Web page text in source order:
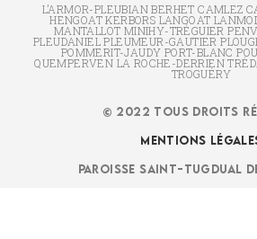
L’ARMOR-PLEUBIAN BERHET CAMLEZ
HENGOAT KERBORS LANGOAT
MANTALLOT MINIHY-TRÉGUIER
PLEUDANIEL PLEUMEUR-GAUTIER
POMMERIT-JAUDY PORT-BLANC
QUEMPERVEN LA ROCHE-DERRIEN
TROGUÉRY
© 2022 TOUS DROITS
MENTIONS
PAROISSE SAINT-TUGDUAL